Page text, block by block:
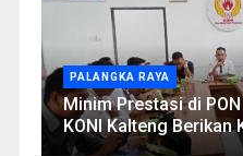
PALANGKA RAYA
Minim Prestasi di
KONI Kalteng Berikan